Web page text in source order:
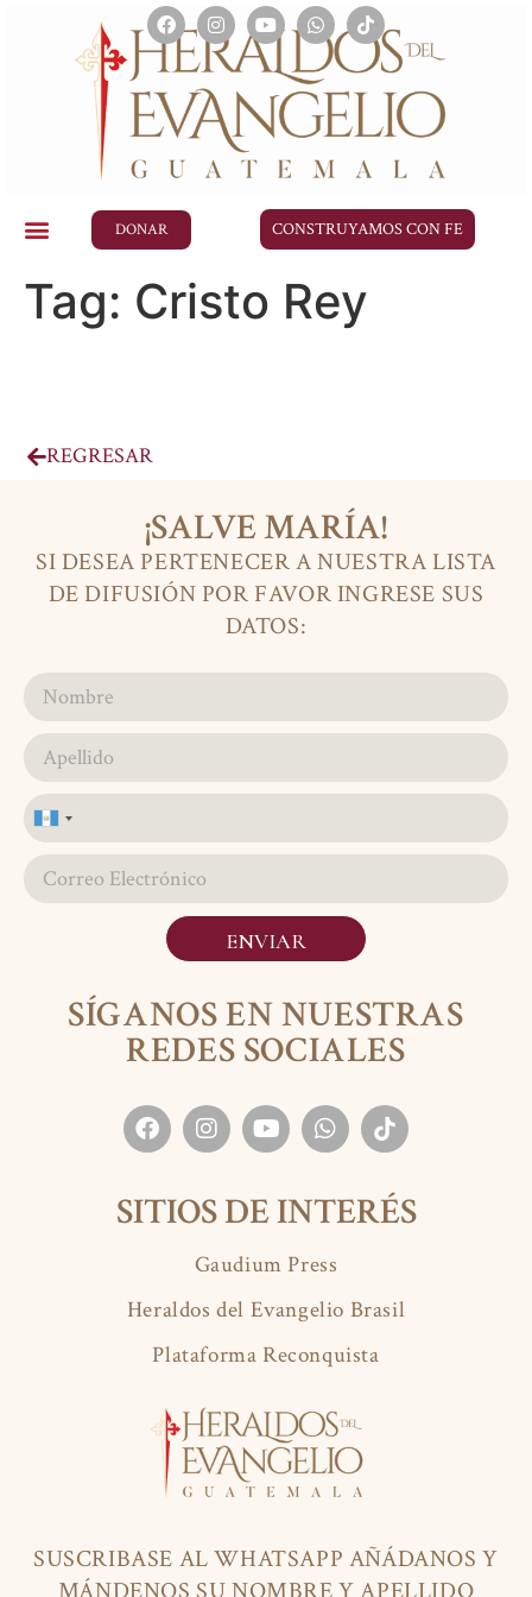
DONAR CONSTRUYAMOS CON FE
Tag: Cristo Rey
REGRESAR
SUSCRIBASE AL WHATSAPP AÑÁDANOS Y
MÁNDENOS SU NOMBRE Y APELLIDO
SÍGANOS EN NUESTRAS
REDES SOCIALES
SITIOS DE INTERÉS
Gaudium Press
Heraldos del Evangelio Brasil
Plataforma Reconquista
¡SALVE MARÍA!
SI DESEA PERTENECER A NUESTRA LISTA
DE DIFUSIÓN POR FAVOR INGRESE SUS
DATOS:
Guatemala
ENVIAR